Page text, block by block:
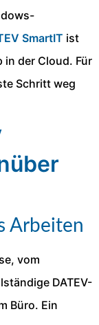
SmartIT ist
der Cloud. Für
Schritt weg
Arbeiten
vom
DATEV-
Büro. Ein